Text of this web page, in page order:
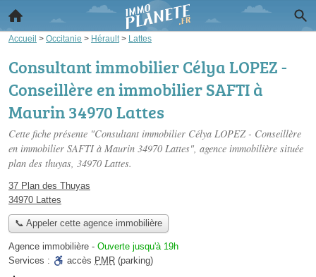
Accueil > Occitanie > Hérault > Lattes
Consultant immobilier Célya LOPEZ -
Conseillère en immobilier SAFTI à
Maurin 34970 Lattes
Cette fiche présente "Consultant immobilier Célya LOPEZ - Conseillère
en immobilier SAFTI à Maurin 34970 Lattes", agence immobilière située
plan des thuyas, 34970 Lattes.
37 Plan des Thuyas
34970 Lattes
📞 Appeler cette agence immobilière
Agence immobilière - Ouverte jusqu'à 19h
Services :
accès PMR (parking)